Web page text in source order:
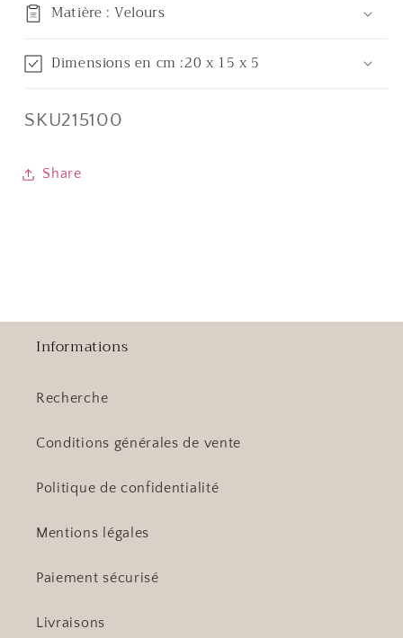
Matière : Velours
Dimensions en cm :20 x 15 x 5
SKU:
SKU215100
Share
Informations
Recherche
Conditions générales de vente
Politique de confidentialité
Mentions légales
Paiement sécurisé
Livraisons